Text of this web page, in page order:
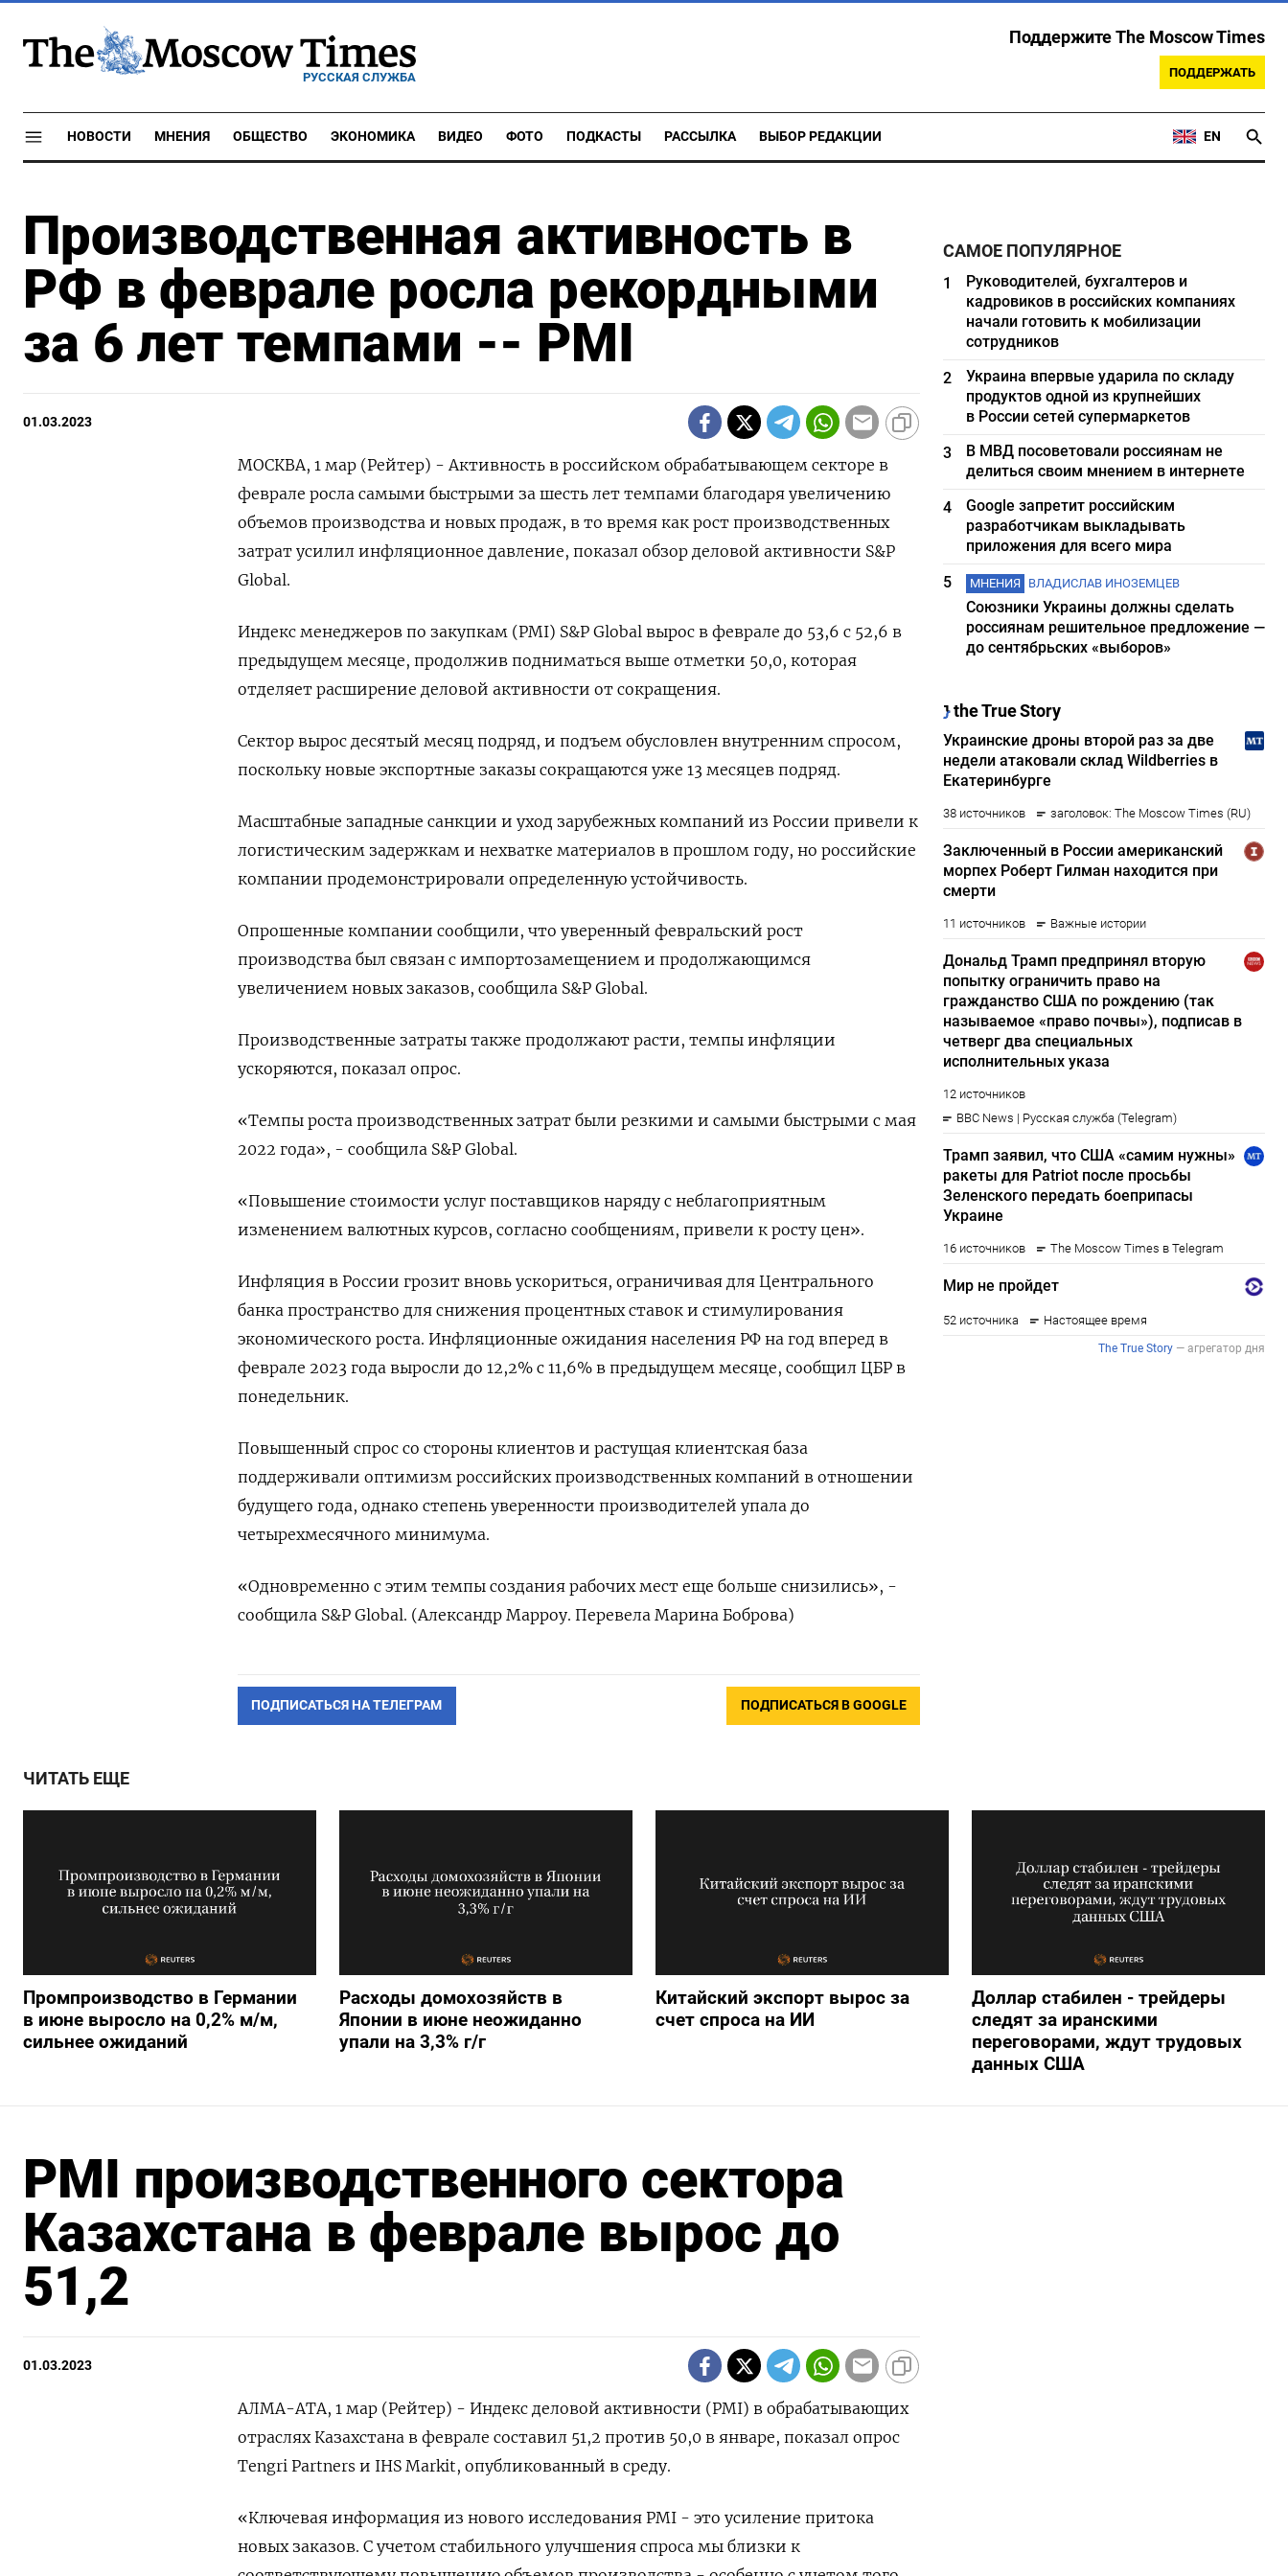
РУССКАЯ СЛУЖБА
Поддержите The Moscow Times
ПОДДЕРЖАТЬ
НОВОСТИ МНЕНИЯ ОБЩЕСТВО ЭКОНОМИКА ВИДЕО ФОТО ПОДКАСТЫ РАССЫЛКА ВЫБОР РЕДАКЦИИ EN
Производственная активность в
РФ в феврале росла рекордными
за 6 лет темпами -- PMI
01.03.2023
МОСКВА, 1 мар (Рейтер) - Активность в российском обрабатывающем секторе в
феврале росла самыми быстрыми за шесть лет темпами благодаря увеличению
объемов производства и новых продаж, в то время как рост производственных
затрат усилил инфляционное давление, показал обзор деловой активности S&P
Global.
Индекс менеджеров по закупкам (PMI) S&P Global вырос в феврале до 53,6 с 52,6 в
предыдущем месяце, продолжив подниматься выше отметки 50,0, которая
отделяет расширение деловой активности от сокращения.
Сектор вырос десятый месяц подряд, и подъем обусловлен внутренним спросом,
поскольку новые экспортные заказы сокращаются уже 13 месяцев подряд.
Масштабные западные санкции и уход зарубежных компаний из России привели к
логистическим задержкам и нехватке материалов в прошлом году, но российские
компании продемонстрировали определенную устойчивость.
Опрошенные компании сообщили, что уверенный февральский рост
производства был связан с импортозамещением и продолжающимся
увеличением новых заказов, сообщила S&P Global.
Производственные затраты также продолжают расти, темпы инфляции
ускоряются, показал опрос.
«Темпы роста производственных затрат были резкими и самыми быстрыми с мая
2022 года», - сообщила S&P Global.
«Повышение стоимости услуг поставщиков наряду с неблагоприятным
изменением валютных курсов, согласно сообщениям, привели к росту цен».
Инфляция в России грозит вновь ускориться, ограничивая для Центрального
банка пространство для снижения процентных ставок и стимулирования
экономического роста. Инфляционные ожидания населения РФ на год вперед в
феврале 2023 года выросли до 12,2% с 11,6% в предыдущем месяце, сообщил ЦБР в
понедельник.
Повышенный спрос со стороны клиентов и растущая клиентская база
поддерживали оптимизм российских производственных компаний в отношении
будущего года, однако степень уверенности производителей упала до
четырехмесячного минимума.
«Одновременно с этим темпы создания рабочих мест еще больше снизились», -
сообщила S&P Global. (Александр Марроу. Перевела Марина Боброва)
ПОДПИСАТЬСЯ НА ТЕЛЕГРАМ ПОДПИСАТЬСЯ В GOOGLE
САМОЕ ПОПУЛЯРНОЕ
1
Руководителей, бухгалтеров и
кадровиков в российских компаниях
начали готовить к мобилизации
сотрудников
2
Украина впервые ударила по складу
продуктов одной из крупнейших
в России сетей супермаркетов
3
В МВД посоветовали россиянам не
делиться своим мнением в интернете
4
Google запретит российским
разработчикам выкладывать
приложения для всего мира
5
МНЕНИЯ ВЛАДИСЛАВ ИНОЗЕМЦЕВ
Союзники Украины должны сделать
россиянам решительное предложение —
до сентябрьских «выборов»
ЧИТАТЬ ЕЩЕ
Промпроизводство в Германии
в июне выросло на 0,2%​​​ м/м,
сильнее ожиданий
Расходы домохозяйств в
Японии в июне неожиданно
упали на 3,3% г/г
Китайский экспорт вырос за
счет спроса на ИИ
Доллар стабилен - трейдеры
следят за иранскими
переговорами, ждут трудовых
данных США
PMI производственного сектора
Казахстана в феврале вырос до
51,2
01.03.2023
АЛМА-АТА, 1 мар (Рейтер) - Индекс деловой активности (PMI) в обрабатывающих
отраслях Казахстана в феврале составил 51,2 против 50,0 в январе, показал опрос
Tengri Partners и IHS Markit, опубликованный в среду.
«Ключевая информация из нового исследования PMI - это усиление притока
новых заказов. С учетом стабильного улучшения спроса мы близки к